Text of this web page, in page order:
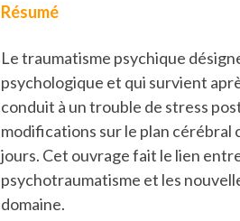
Résumé
Le traumatisme psychique
psychologique et qui survient
conduit à un trouble de stress
modifications sur le plan cérébral
jours. Cet ouvrage fait le lien
psychotraumatisme et les
domaine.